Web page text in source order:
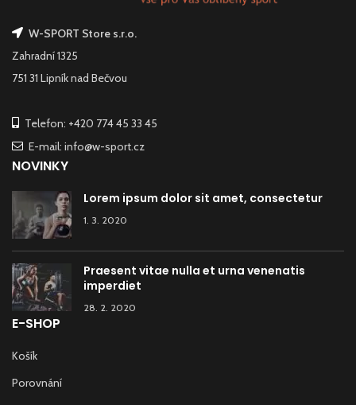
W-SPORT Store s.r.o.
Zahradní 1325
751 31 Lipník nad Bečvou
Telefon: +420 774 45 33 45
E-mail: info@w-sport.cz
NOVINKY
Lorem ipsum dolor sit amet, consectetur
1. 3. 2020
Praesent vitae nulla et urna venenatis
imperdiet
28. 2. 2020
E-SHOP
Košík
Porovnání